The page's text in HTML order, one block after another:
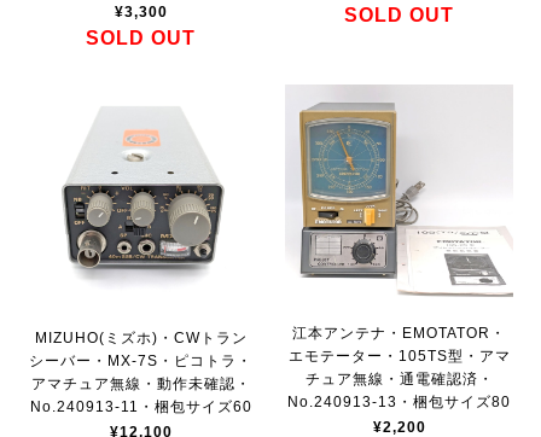
¥3,300
SOLD OUT
SOLD OUT
MIZUHO(ミズホ)・CWトラン
シーバー・MX-7S・ピコトラ・
アマチュア無線・動作未確認・
No.240913-11・梱包サイズ60
¥12,100
江本アンテナ・EMOTATOR・
エモテーター・105TS型・アマ
チュア無線・通電確認済・
No.240913-13・梱包サイズ80
¥2,200